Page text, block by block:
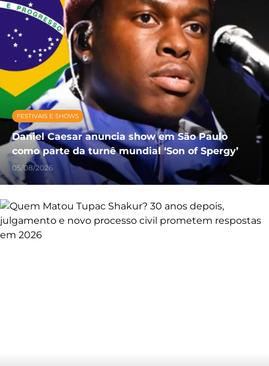
FESTIVAIS E SHOWS
Daniel Caesar anuncia show em São Paulo
como parte da turnê mundial ‘Son of Spergy’
05/08/2026